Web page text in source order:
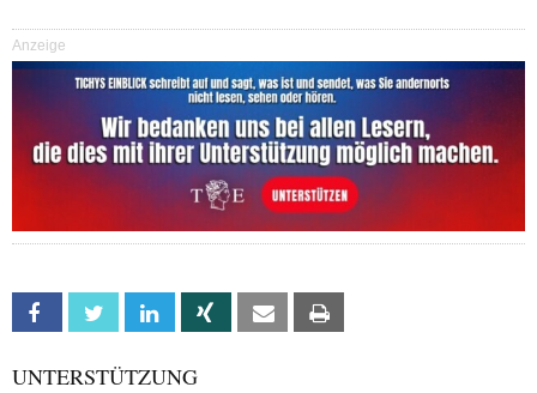
Anzeige
Facebook Twitter Linkedin Xing Email
UNTERSTÜTZUNG